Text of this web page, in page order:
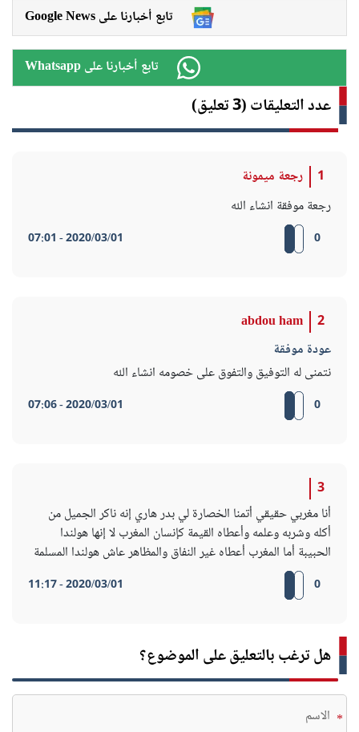
Google News تابع أخبارنا على
Whatsapp تابع أخبارنا على
عدد التعليقات (3 تعليق)
1
رجعة ميمونة
رجعة موفقة انشاء الله
0
2020/03/01 - 07:01
2
abdou ham
عودة موفقة
نتمنى له التوفيق والتفوق على خصومه انشاء الله
0
2020/03/01 - 07:06
3
أنا مغربي حقيقي أتمنا الخصارة لي بدر هاري إنه ناكر الجميل من
أكله وشربه وعلمه وأعطاه القيمة كإنسان المغرب لا إنها هولندا
الحبيبة أما المغرب أعطاه غير النفاق والمظاهر عاش هولندا المسلمة
0
2020/03/01 - 11:17
هل ترغب بالتعليق على الموضوع؟
*